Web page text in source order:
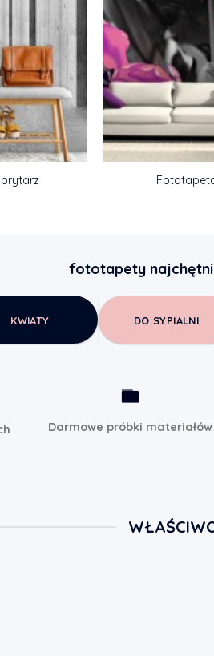
fototapety
KWIATY DO SYPIALNI
Darmowe próbki materiałów